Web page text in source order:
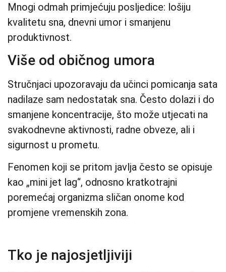
Mnogi odmah primjećuju posljedice: lošiju
kvalitetu sna, dnevni umor i smanjenu
produktivnost.
Više od običnog umora
Stručnjaci upozoravaju da učinci pomicanja sata
nadilaze sam nedostatak sna. Često dolazi i do
smanjene koncentracije, što može utjecati na
svakodnevne aktivnosti, radne obveze, ali i
sigurnost u prometu.
Fenomen koji se pritom javlja često se opisuje
kao „mini jet lag“, odnosno kratkotrajni
poremećaj organizma sličan onome kod
promjene vremenskih zona.
Tko je najosjetljiviji